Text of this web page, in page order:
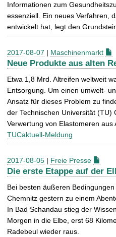
Informationen zum
essenziell. Ein neues Verfahren,
entwickelt hat, legt den
2017-08-07 | Maschinenmarkt
Neue Produkte aus alten
Etwa 1,8 Mrd. Altreifen weltweit
Entsorgung. Um einen umwelt-
Ansatz für dieses Problem zu
der Technischen Universität (TU)
Verwertung von Elastomeren aus
TUCaktuell-Meldung
2017-08-05 | Freie Presse
Die erste Etappe auf der
Bei besten äußeren
Chemnitz gestern zu einem
In Bad Schandau stieg der
Morgen in die Elbe, erst 68
Radebeul wieder raus.